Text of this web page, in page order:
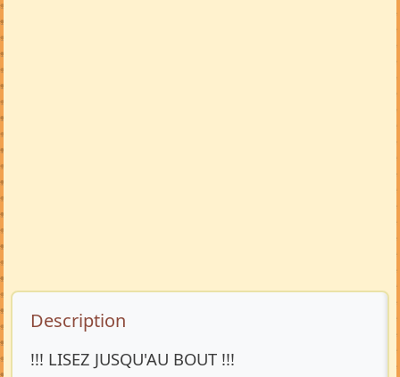
Description de l’annonce
Description
!!! LISEZ JUSQU'AU BOUT !!!